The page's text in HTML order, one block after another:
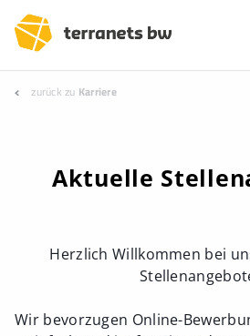
zurück zu Karriere
Aktuelle
Herzlich Willkommen bei
Wir bevorzugen Online-